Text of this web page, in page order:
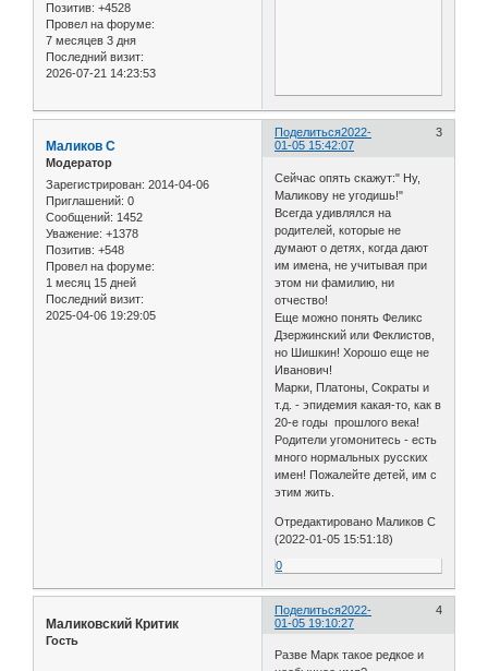
Позитив: +4528
Провел на форуме:
7 месяцев 3 дня
Последний визит:
2026-07-21 14:23:53
Поделиться 3
2022-
01-05 15:42:07
Маликов С
Модератор
Зарегистрирован: 2014-04-06
Приглашений: 0
Сообщений: 1452
Уважение: +1378
Позитив: +548
Провел на форуме:
1 месяц 15 дней
Последний визит:
2025-04-06 19:29:05
Сейчас опять скажут:" Ну,
Маликову не угодишь!"
Всегда удивлялся на
родителей, которые не
думают о детях, когда дают
им имена, не учитывая при
этом ни фамилию, ни
отчество!
Еще можно понять Феликс
Дзержинский или Феклистов,
но Шишкин! Хорошо еще не
Иванович!
Марки, Платоны, Сократы и
т.д. - эпидемия какая-то, как в
20-е годы прошлого века!
Родители угомонитесь - есть
много нормальных русских
имен! Пожалейте детей, им с
этим жить.
Отредактировано Маликов С
(2022-01-05 15:51:18)
0
Поделиться 4
2022-
01-05 19:10:27
Маликовский Критик
Гость
Разве Марк такое редкое и